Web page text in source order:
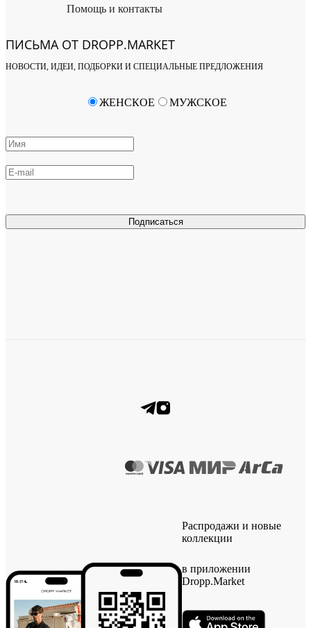
Помощь и контакты
ПИСЬМА ОТ DROPP.MARKET
НОВОСТИ, ИДЕИ, ПОДБОРКИ И СПЕЦИАЛЬНЫЕ ПРЕДЛОЖЕНИЯ
Подписаться
ЖЕНСКОЕ МУЖСКОЕ
Распродажи и новые
коллекции
в приложении
Dropp.Market